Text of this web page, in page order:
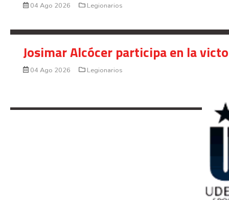
04 Ago 2026 Legionarios
Josimar Alcócer participa en la
04 Ago 2026 Legionarios